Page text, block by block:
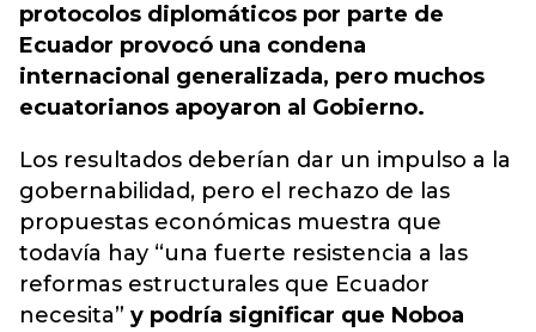
protocolos diplomáticos por parte de
Ecuador provocó una condena
internacional generalizada, pero muchos
ecuatorianos apoyaron al Gobierno.
Los resultados deberían dar un impulso a la
gobernabilidad, pero el rechazo de las
propuestas económicas muestra que
todavía hay “una fuerte resistencia a las
reformas estructurales que Ecuador
necesita” y podría significar que Noboa